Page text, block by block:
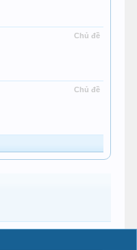
Chủ đề
Chủ đề